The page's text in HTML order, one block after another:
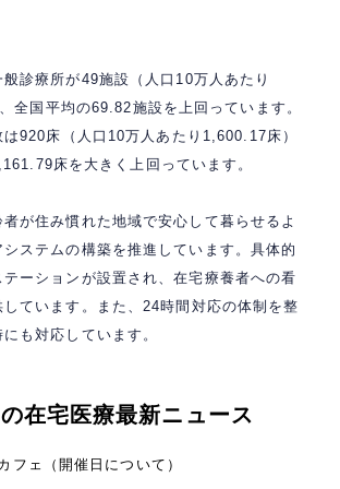
診療所が49施設（人口10万人あたり
全国平均の69.82施設を上回っています。
は920床（人口10万人あたり1,600.17床）
床を大きく上回っています。
が住み慣れた地域で安心して暮らせるよ
ステムの構築を推進しています。具体的
ーションが設置され、在宅療養者への看
ています。また、24時間対応の体制を整
も対応しています。
在宅医療最新ニュース
フェ（開催日について）